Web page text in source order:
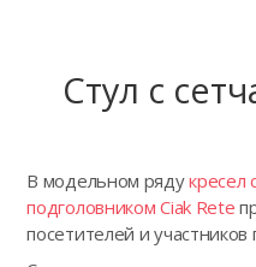
Стул с
В модельном рядукресел
подголовником Ciak Rete
посетителей и участников